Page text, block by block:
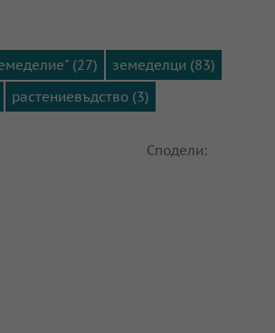
(27)
земеделци (83)
растениевъдство (3)
Сподели: